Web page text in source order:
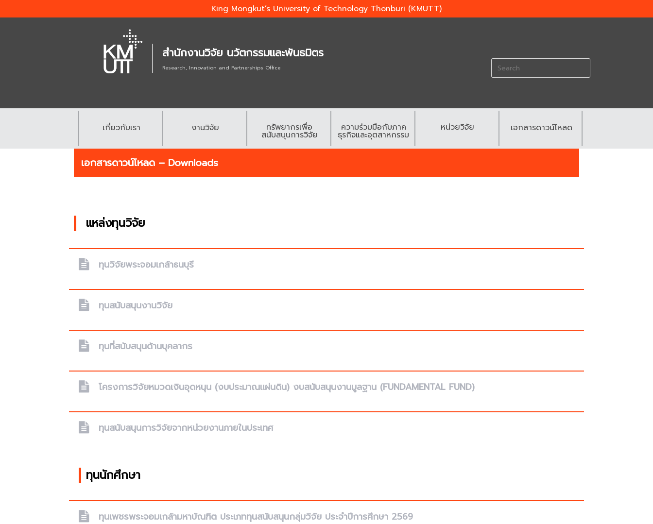
King Mongkut’s University of Technology Thonburi (KMUTT)
สำนักงานวิจัย นวัตกรรมและพันธมิตร
Research, Innovation and Partnerships Office
Search
for:
เกี่ยวกับเรา
งานวิจัย
ทรัพยากรเพื่อ
สนับสนุนการวิจัย
ความร่วมมือกับภาค
ธุรกิจและอุตสาหกรรม
หน่วยวิจัย เอกสารดาวน์โหลด
เอกสารดาวน์โหลด – Downloads
แหล่งทุนวิจัย
ทุนวิจัยพระจอมเกล้าธนบุรี
ทุนสนับสนุนงานวิจัย
ทุนที่สนับสนุนด้านบุคลากร
โครงการวิจัยหมวดเงินอุดหนุน (งบประมาณแผ่นดิน) งบสนับสนุนงานมูลฐาน (FUNDAMENTAL FUND)
ทุนสนับสนุนการวิจัยจากหน่วยงานภายในประเทศ
ทุนนักศึกษา
ทุนเพชรพระจอมเกล้ามหาบัณฑิต ประเภททุนสนับสนุนกลุ่มวิจัย ประจำปีการศึกษา 2569